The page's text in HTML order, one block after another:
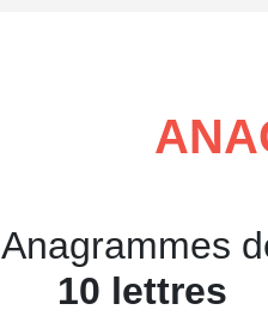
Anagrammes
10 lettres